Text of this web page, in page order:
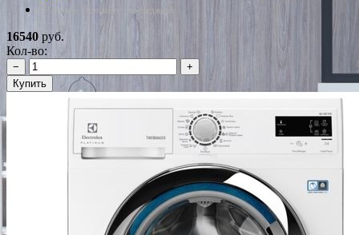
*Наличие уточняйте у менеджера
16540 руб.
Кол-во:
−
+
Купить